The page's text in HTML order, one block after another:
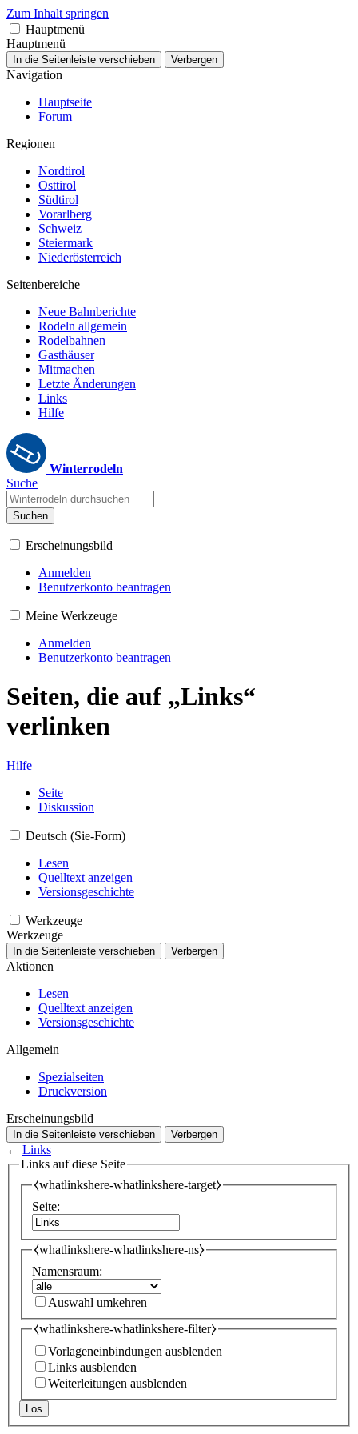
Zum Inhalt springen
Hauptmenü
Hauptmenü
In die Seitenleiste verschieben Verbergen
Navigation
Hauptseite
Forum
Regionen
Nordtirol
Osttirol
Südtirol
Vorarlberg
Schweiz
Steiermark
Niederösterreich
Seitenbereiche
Neue Bahnberichte
Rodeln allgemein
Rodelbahnen
Gasthäuser
Mitmachen
Letzte Änderungen
Links
Hilfe
Winterrodeln
Suche
Suchen
Erscheinungsbild
Anmelden
Benutzerkonto beantragen
Meine Werkzeuge
Anmelden
Benutzerkonto beantragen
Seiten, die auf „Links“
verlinken
Hilfe
Seite
Diskussion
Deutsch (Sie-Form)
Lesen
Quelltext anzeigen
Versionsgeschichte
Werkzeuge
Werkzeuge
In die Seitenleiste verschieben Verbergen
Aktionen
Lesen
Quelltext anzeigen
Versionsgeschichte
Allgemein
Spezialseiten
Druckversion
Erscheinungsbild
In die Seitenleiste verschieben Verbergen
← Links
Links auf diese Seite
⧼whatlinkshere-whatlinkshere-target⧽
Seite:
⧼whatlinkshere-whatlinkshere-ns⧽
Namensraum:
Auswahl umkehren
⧼whatlinkshere-whatlinkshere-filter⧽
Vorlageneinbindungen ausblenden
Links ausblenden
Weiterleitungen ausblenden
Los